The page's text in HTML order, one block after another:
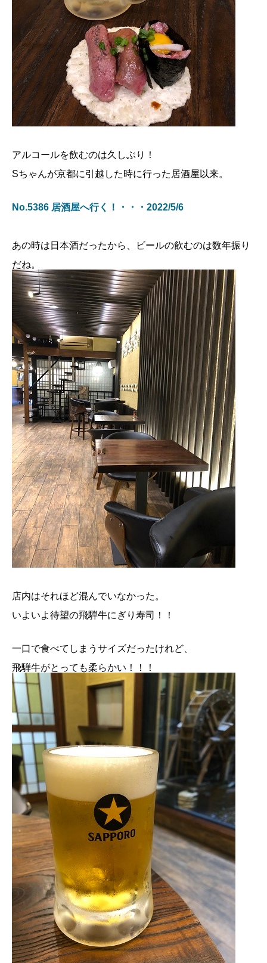
アルコールを飲むのは久しぶり！
Sちゃんが京都に引越した時に行った居酒屋以来。
No.5386 居酒屋へ行く！・・・2022/5/6
あの時は日本酒だったから、ビールの飲むのは数年振り
だね。
店内はそれほど混んでいなかった。
いよいよ待望の飛騨牛にぎり寿司！！
一口で食べてしまうサイズだったけれど、
飛騨牛がとっても柔らかい！！！